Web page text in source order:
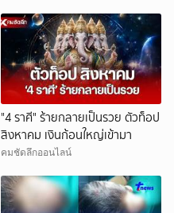
"4 ราศี" ร้ายกลายเป็นรวย ตัวท็อป
สิงหาคม เงินก้อนใหญ่เข้ามา
คมชัดลึกออนไลน์